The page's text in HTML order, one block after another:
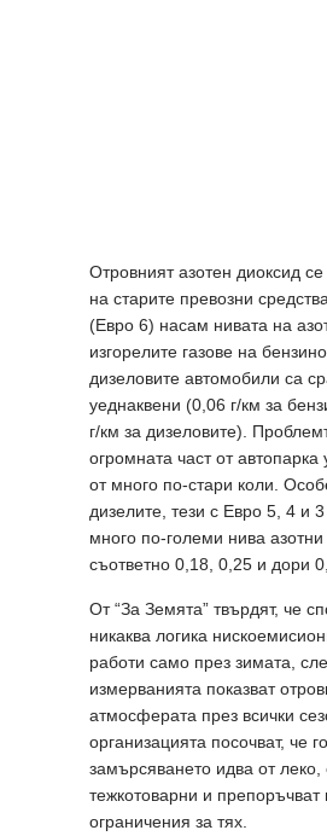
Отровният азотен диоксид
на старите превозни
(Евро 6) насам нивата на
изгорелите газове на
дизеловите автомобили са
уеднаквени (0,06 г/км за
г/км за дизеловите).
огромната част от автопарка
от много по-стари коли.
дизелите, тези с Евро 5, 4 и 3
много по-големи нива
съответно 0,18, 0,25 и дори
От “За Земята” твърдят, че
никаква логика
работи само през зимата,
измерванията показват
атмосферата през всички
организацията посочват, че
замърсяването идва от леко,
тежкотоварни и препоръчват
ограничения за тях.